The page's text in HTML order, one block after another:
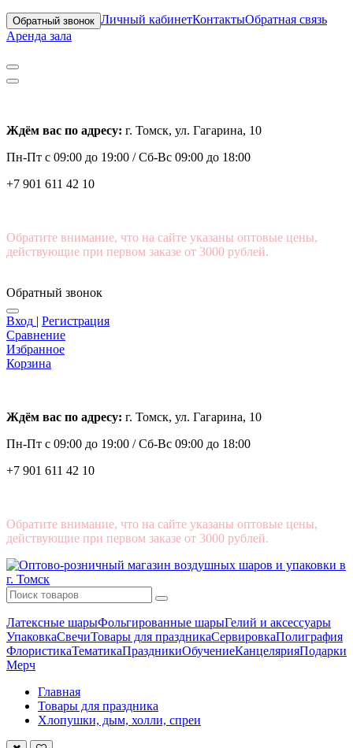
Обратный звонок Личный кабинетКонтактыОбратная связь
Аренда зала
Ждём вас по адресу: г. Томск, ул. Гагарина, 10
Пн-Пт с 09:00 до 19:00 /Сб-Вс 09:00 до 18:00
+7 901 611 42 10
Обратите внимание, что на сайте указаны оптовые цены,
действующие при первом заказе от 3000 рублей.
Обратный звонок
Вход | Регистрация
Сравнение
Избранное
Корзина
Ждём вас по адресу: г. Томск, ул. Гагарина, 10
Пн-Пт с 09:00 до 19:00 /Сб-Вс 09:00 до 18:00
+7 901 611 42 10
Обратите внимание, что на сайте указаны оптовые цены,
действующие при первом заказе от 3000 рублей.
Латексные шарыФольгированные шарыГелий и аксессуары
УпаковкаСвечиТовары для праздникаСервировкаПолиграфия
ФлористикаТематикаПраздникиОбучениеКанцелярияПодарки
Мерч
Главная
Товары для праздника
Хлопушки, дым, холли, спреи